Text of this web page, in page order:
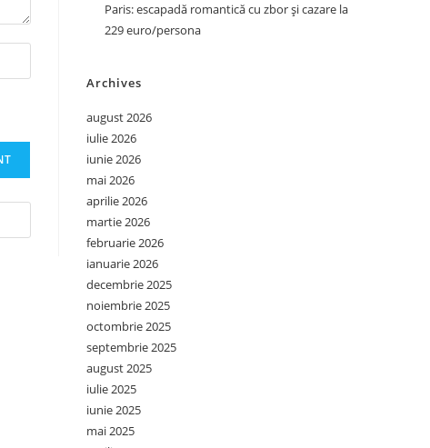
Paris: escapadă romantică cu zbor și cazare la
229 euro/persona
Archives
august 2026
iulie 2026
iunie 2026
mai 2026
aprilie 2026
martie 2026
februarie 2026
ianuarie 2026
decembrie 2025
noiembrie 2025
octombrie 2025
septembrie 2025
august 2025
iulie 2025
iunie 2025
mai 2025